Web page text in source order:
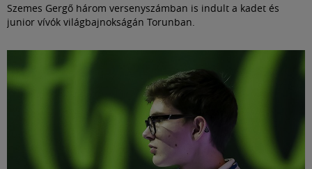
Szemes Gergő három versenyszámban is indult a kadet és
junior vívók világbajnokságán Torunban.